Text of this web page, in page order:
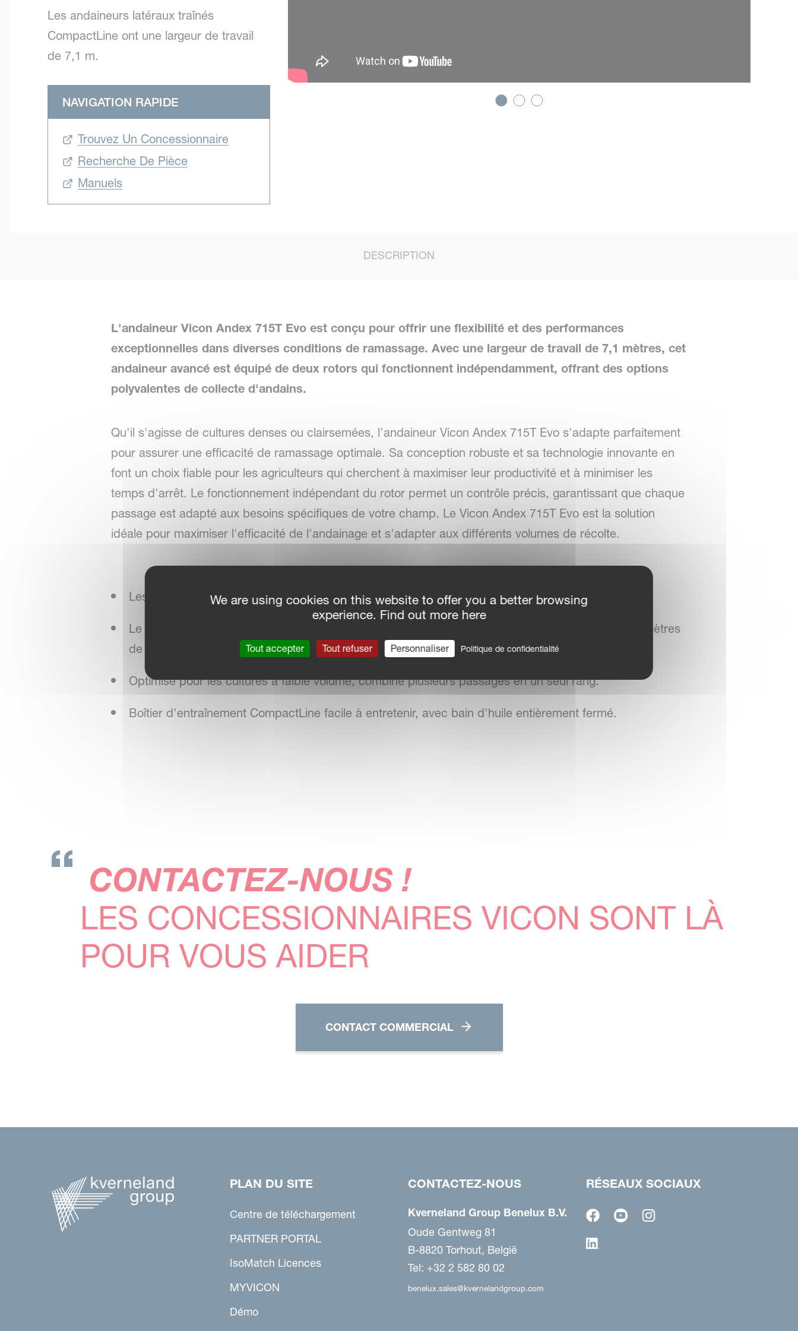
Les andaineurs latéraux traînés
CompactLine ont une largeur de travail
de 7,1 m.
NAVIGATION RAPIDE
Trouvez Un Concessionnaire
Recherche De Pièce
Manuels
DESCRIPTION
L'andaineur Vicon Andex 715T Evo est conçu pour offrir une flexibilité et des performances
exceptionnelles dans diverses conditions de ramassage. Avec une largeur de travail de 7,1 mètres, cet
andaineur avancé est équipé de deux rotors qui fonctionnent indépendamment, offrant des options
polyvalentes de collecte d'andains.
Qu'il s'agisse de cultures denses ou clairsemées, l'andaineur Vicon Andex 715T Evo s'adapte parfaitement
pour assurer une efficacité de ramassage optimale. Sa conception robuste et sa technologie innovante en
font un choix fiable pour les agriculteurs qui cherchent à maximiser leur productivité et à minimiser les
temps d'arrêt. Le fonctionnement indépendant du rotor permet un contrôle précis, garantissant que chaque
passage est adapté aux besoins spécifiques de votre champ. Le Vicon Andex 715T Evo est la solution
idéale pour maximiser l'efficacité de l'andainage et s'adapter aux différents volumes de récolte.
Les doubles rotors indépendants collectent un grand andain ou deux petits andains.
Le système Enhanced Crop Gathering fusionne deux andains en un seul, collectant jusqu'à 12,5 mètres
de récolte.
Optimisé pour les cultures à faible volume, combine plusieurs passages en un seul rang.
Boîtier d'entraînement CompactLine facile à entretenir, avec bain d'huile entièrement fermé.
CONTACTEZ-NOUS !
LES CONCESSIONNAIRES VICON SONT LÀ
POUR VOUS AIDER
CONTACT COMMERCIAL
PLAN DU SITE
Centre de téléchargement
PARTNER PORTAL
IsoMatch Licences
MYVICON
Démo
CONTACTEZ-NOUS
Kverneland Group Benelux B.V.
Oude Gentweg 81
B-8820 Torhout, België
Tel: +32 2 582 80 02
benelux.sales@kvernelandgroup.com
RÉSEAUX SOCIAUX
We are using cookies on this website to offer you a better browsing
experience. Find out more here
Tout accepter Tout refuser Personnaliser Politique de confidentialité